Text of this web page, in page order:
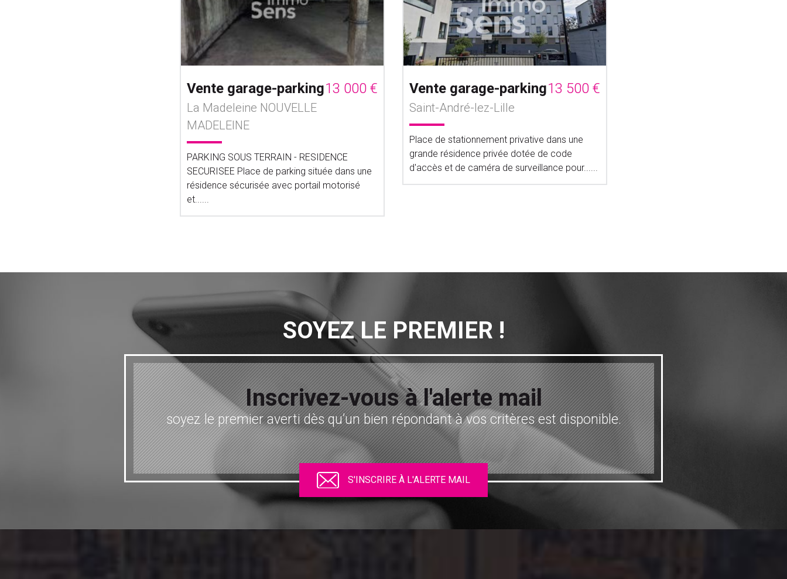
Vente garage-parking13 000 €
La Madeleine NOUVELLE
MADELEINE
PARKING SOUS TERRAIN - RESIDENCE
SECURISEE Place de parking située dans une
résidence sécurisée avec portail motorisé
et......
Vente garage-parking13 500 €
Saint-André-lez-Lille
Place de stationnement privative dans une
grande résidence privée dotée de code
d'accès et de caméra de surveillance pour......
SOYEZ LE PREMIER !
Inscrivez-vous à l'alerte mail
soyez le premier averti dès qu’un bien répondant à vos critères est disponible.
S'INSCRIRE À L'ALERTE MAIL